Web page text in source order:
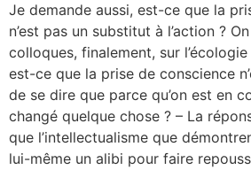
Je demande aussi, est-ce que la
n’est pas un substitut à l’action ?
colloques, finalement, sur
est-ce que la prise de conscience
de se dire que parce qu’on est en
changé quelque chose ? – La
que l’intellectualisme que
lui-même un alibi pour faire